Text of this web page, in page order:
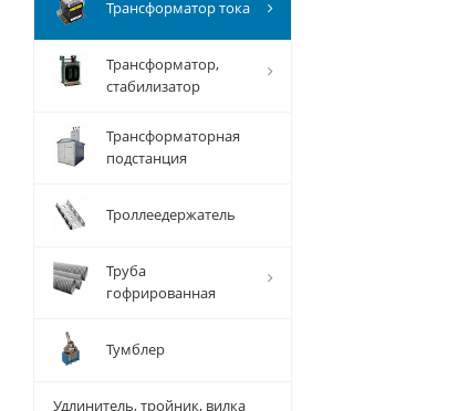
Трансформатор тока
Трансформатор,
стабилизатор
Трансформаторная
подстанция
Троллеедержатель
Труба
гофрированная
Тумблер
Удлинитель, тройник, вилка